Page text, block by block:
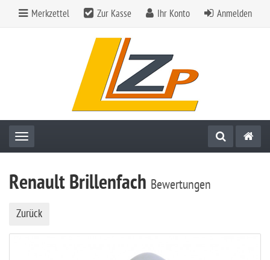
Merkzettel Zur Kasse Ihr Konto Anmelden
Toggle navigation
Renault Brillenfach Bewertungen
Zurück